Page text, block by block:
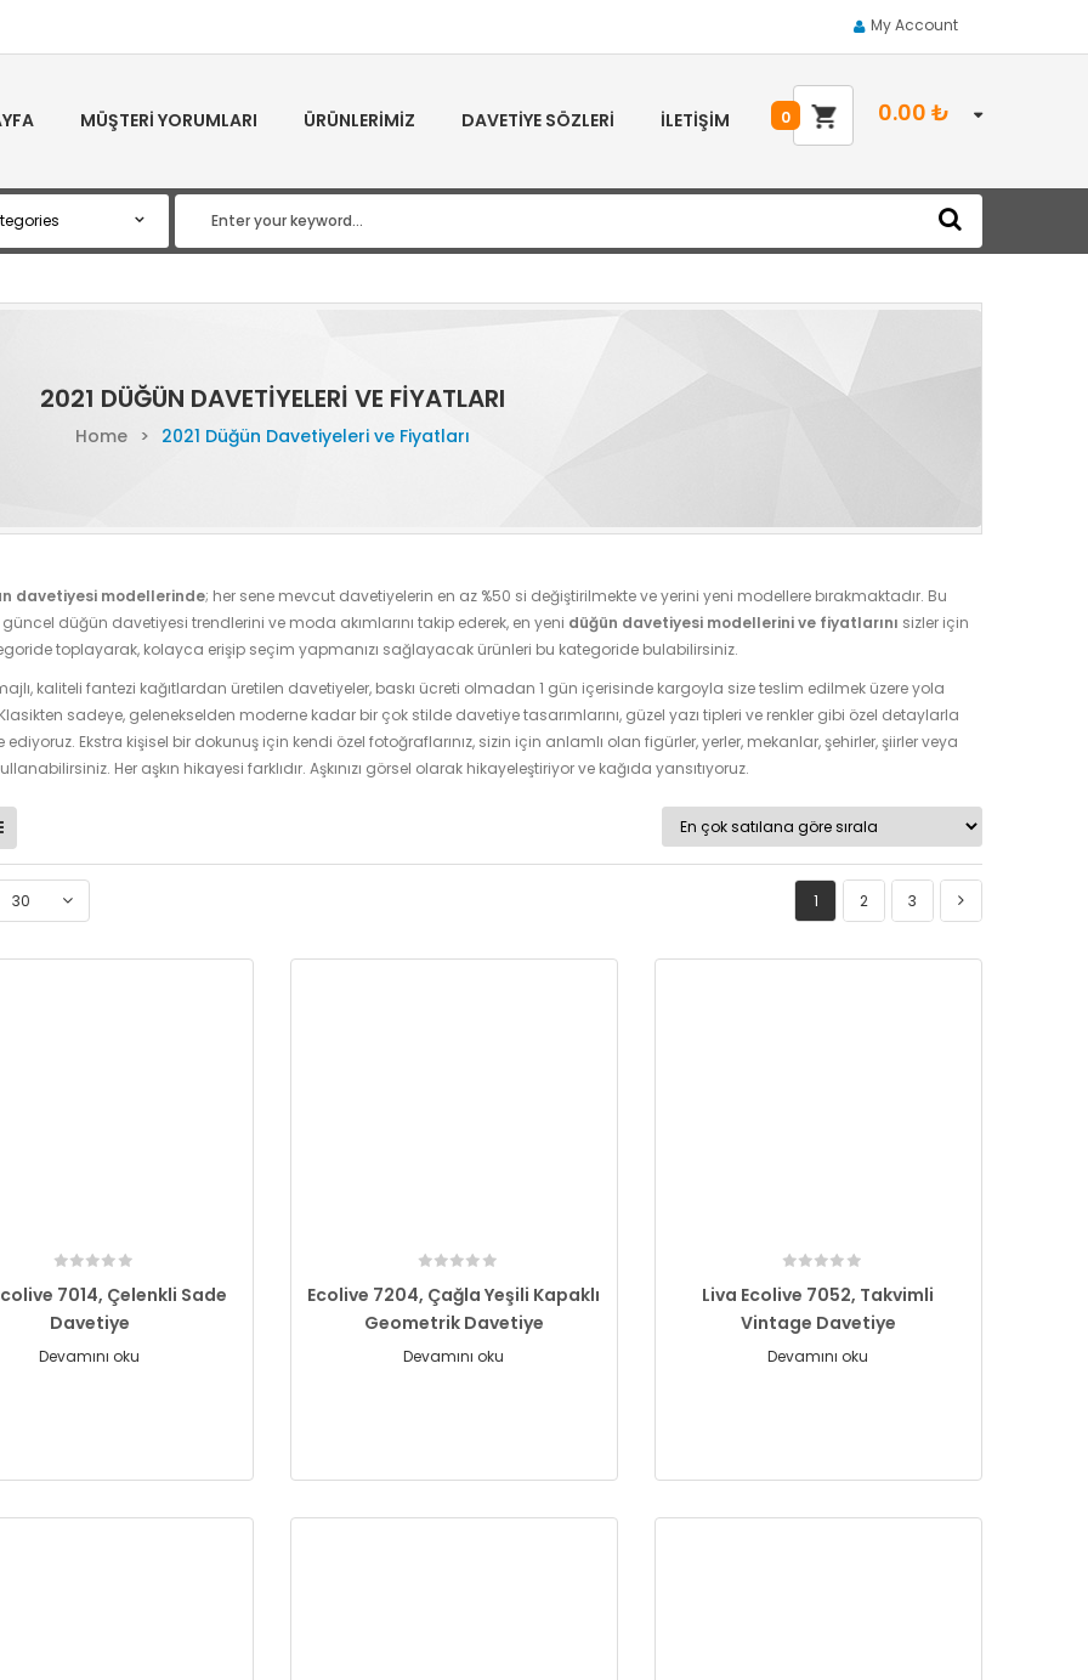
My Account
MÜŞTERI YORUMLARI ÜRÜNLERIMIZ DAVETIYE SÖZLERI İLETIŞIM 0.00 ₺
0
2021 DÜĞÜN DAVETIYELERI VE FIYATLARI
Home > 2021 Düğün Davetiyeleri ve Fiyatları
davetiyesi modellerinde; her sene mevcut davetiyelerin en az %50 si değiştirilmekte ve yerini yeni modellere bırakmaktadır. Bu
düğün davetiyesi trendlerini ve moda akımlarını takip ederek, en yeni düğün davetiyesi modellerini ve fiyatlarını sizler için
toplayarak, kolayca erişip seçim yapmanızı sağlayacak ürünleri bu kategoride bulabilirsiniz.
kaliteli fantezi kağıtlardan üretilen davetiyeler, baskı ücreti olmadan 1 gün içerisinde kargoyla size teslim edilmek üzere yola
Klasikten sadeye, gelenekselden moderne kadar bir çok stilde davetiye tasarımlarını, güzel yazı tipleri ve renkler gibi özel detaylarla
ediyoruz. Ekstra kişisel bir dokunuş için kendi özel fotoğraflarınız, sizin için anlamlı olan figürler, yerler, mekanlar, şehirler, şiirler veya
Her aşkın hikayesi farklıdır. Aşkınızı görsel olarak hikayeleştiriyor ve kağıda yansıtıyoruz.
30 1 2 3
7014, Çelenkli Sade
Davetiye
Devamını oku
Ecolive 7204, Çağla Yeşili Kapaklı
Geometrik Davetiye
Devamını oku
Liva Ecolive 7052, Takvimli
Vintage Davetiye
Devamını oku